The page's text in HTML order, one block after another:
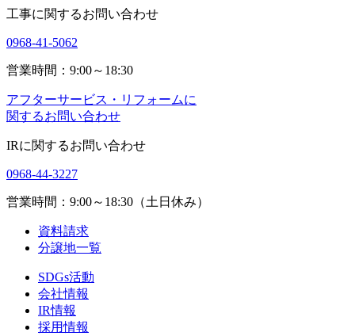
工事に関するお問い合わせ
0968-41-5062
営業時間：9:00～18:30
アフターサービス・リフォームに
関するお問い合わせ
IRに関するお問い合わせ
0968-44-3227
営業時間：9:00～18:30（土日休み）
資料請求
分譲地一覧
SDGs活動
会社情報
IR情報
採用情報